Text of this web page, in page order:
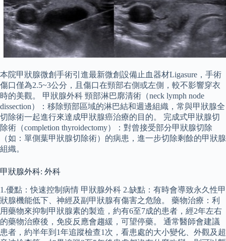
本院甲狀腺微創手術引進最新微創設備止血器材Ligasure，手術
傷口僅為2.5~3公分，且傷口在頸部右側或左側，較不影響穿衣
時的美觀。 甲狀腺外科 頸部淋巴廓清術（neck lymph node
dissection）：移除頸部區域的淋巴結和週邊組織，常與甲狀腺全
切除術一起進行來達成甲狀腺癌治療的目的。 完成式甲狀腺切
除術（completion thyroidectomy）：對曾接受部分甲狀腺切除
（如：單側葉甲狀腺切除術）的病患，進一步切除剩餘的甲狀腺
組織。
甲狀腺外科: 外科
1.優點：快速控制病情 甲狀腺外科 2.缺點：有時會導致永久性甲
狀腺機能低下、神經及副甲狀腺有傷害之危險。 藥物治療：利
用藥物來抑制甲狀腺素的製造，約有6至7成的患者，經2年左右
的藥物治療後，免疫反應會趨緩，可望停藥。 通常醫師會建議
患者，約半年到1年追蹤檢查1次，看患處的大小變化、外觀及超